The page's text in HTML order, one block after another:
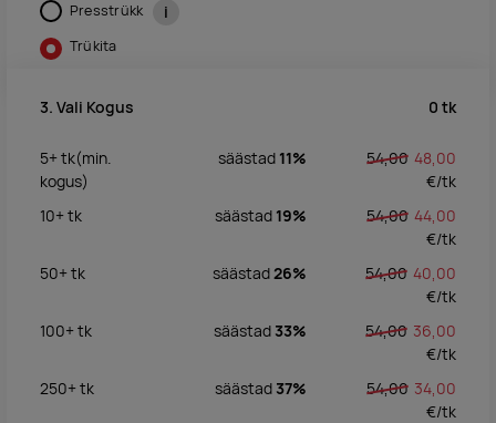
Presstrükk i
Trükita
3. Vali Kogus 0 tk
5+tk(min.
kogus)
säästad 11% 54,00 48,00
€/tk
10+tk säästad 19% 54,00 44,00
€/tk
50+tk säästad26% 54,00 40,00
€/tk
100+tk säästad 33% 54,00 36,00
€/tk
250+tk säästad 37% 54,00 34,00
€/tk